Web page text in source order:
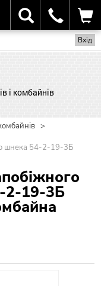
Вхід
і комбайнів
>
шнека 54-2-19-3Б
2-19-3Б